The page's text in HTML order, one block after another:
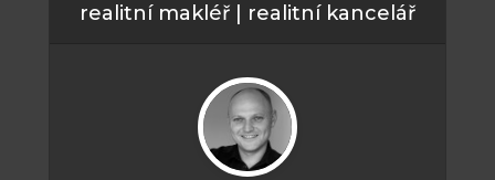
realitní makléř | realitní kancelář